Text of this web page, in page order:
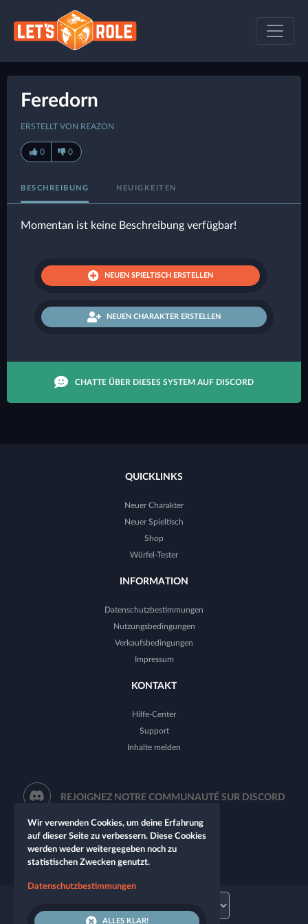
Feredorn
ERSTELLT VON REAZON
0 0
BESCHREIBUNG NEUIGKEITEN
Momentan ist keine Beschreibung verfügbar!
NEUEN SPIELTISCH ERSTELLEN
NEUEN CHARAKTER ERSTELLEN
CHATTE ÜBER DIESES SYSTEM AUF DISCORD
QUICKLINKS
Neuer Charakter
Neuer Spieltisch
Shop
Würfel-Tester
INFORMATION
Datenschutzbestimmungen
Nutzungsbedingungen
Verkaufsbedingungen
Impressum
KONTAKT
Hilfe-Center
Support
Inhalte melden
REJOIGNEZ NOTRE COMMUNAUTÉ SUR DISCORD
Wir verwenden Cookies, um deine Erfahrung
auf dieser Seite zu verbessern. Diese Cookies
werden weder weitergegeben noch zu
statistischen Zwecken genutzt.
Datenschutzbestimmungen
ALLES KLAR!